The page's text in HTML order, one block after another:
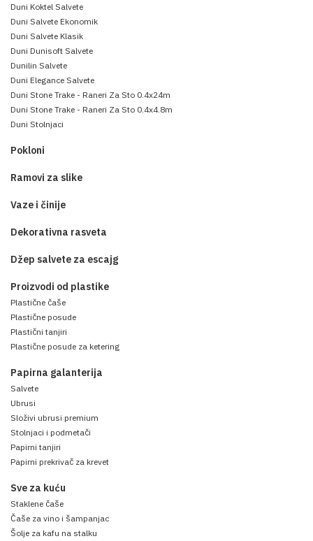
Duni Koktel Salvete
Duni Salvete Ekonomik
Duni Salvete Klasik
Duni Dunisoft Salvete
Dunilin Salvete
Duni Elegance Salvete
Duni Stone Trake - Raneri Za Sto 0.4x24m
Duni Stone Trake - Raneri Za Sto 0.4x4.8m
Duni Stolnjaci
Pokloni
Ramovi za slike
Vaze i činije
Dekorativna rasveta
Džep salvete za escajg
Proizvodi od plastike
Plastične čaše
Plastične posude
Plastični tanjiri
Plastične posude za ketering
Papirna galanterija
Salvete
Ubrusi
Složivi ubrusi premium
Stolnjaci i podmetači
Papirni tanjiri
Papirni prekrivač za krevet
Sve za kuću
Staklene čaše
Čaše za vino i šampanjac
Šolje za kafu na stalku